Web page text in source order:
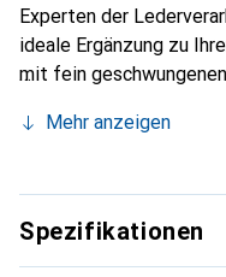
Experten der
ideale Ergänzung zu
mit fein
Smartphone. Die
für den anspruchsvollen
Mehr anzeigen
Spezifikationen